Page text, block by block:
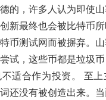
的，许多人认为即使
新最终也会被比特币
币测试网而被摒弃。
试，这些币都是垃圾
适合作为投资。 至
还没有被创造出来。